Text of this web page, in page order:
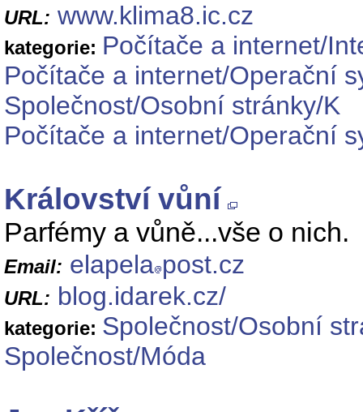
URL: www.klima8.ic.cz
kategorie: Počítače a internet/
Počítače a internet/Operační
Společnost/Osobní stránky/K
Počítače a internet/Operační
Království vůní
Parfémy a vůně...vše o nich.
Email: elapela post.cz
URL: blog.idarek.cz/
kategorie: Společnost/Osobní
Společnost/Móda